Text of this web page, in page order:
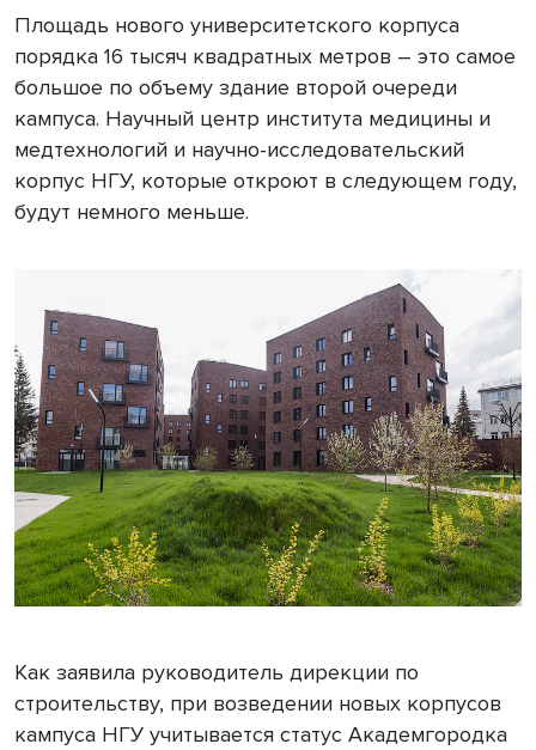
Площадь нового университетского корпуса
порядка 16 тысяч квадратных метров – это самое
большое по объему здание второй очереди
кампуса. Научный центр института медицины и
медтехнологий и научно-исследовательский
корпус НГУ, которые откроют в следующем году,
будут немного меньше.
Как заявила руководитель дирекции по
строительству, при возведении новых корпусов
кампуса НГУ учитывается статус Академгородка